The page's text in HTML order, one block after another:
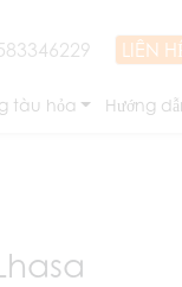
LIÊN
tàu hỏa Hướng